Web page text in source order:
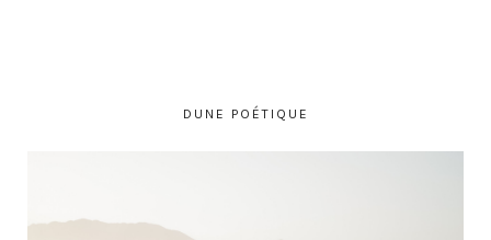
DUNE POÉTIQUE